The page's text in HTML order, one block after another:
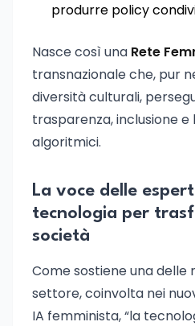
produrre policy
Nasce così una Rete
transnazionale che, pur
diversità culturali,
trasparenza, inclusione
algoritmici.
La voce delle
tecnologia per
società
Come sostiene una
settore, coinvolta nei
IA femminista, “la